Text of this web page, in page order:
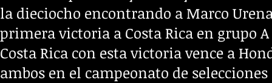
la dieciocho encontrando a Marco
primera victoria a Costa Rica en grupo
Costa Rica con esta victoria vence a
ambos en el campeonato de selecciones